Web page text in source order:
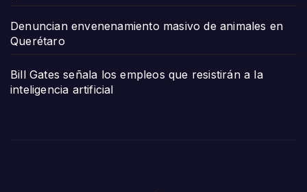
Denuncian envenenamiento masivo de animales en
Querétaro
Bill Gates señala los empleos que resistirán a la
inteligencia artificial